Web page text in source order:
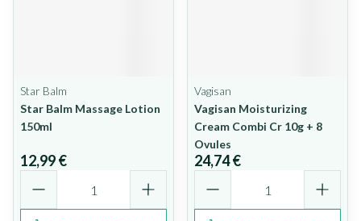
Star Balm
Star Balm Massage Lotion
150ml
12,99 €
Vagisan
Vagisan Moisturizing
Cream Combi Cr 10g + 8
Ovules
24,74 €